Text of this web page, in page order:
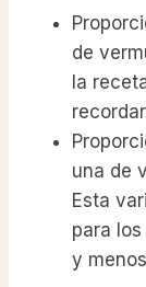
de
la
una de
Esta
para
y